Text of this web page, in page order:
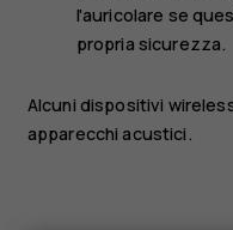
l'auricolare se
propria sicurezza.
Alcuni dispositivi
apparecchi acustici.